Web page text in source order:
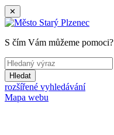
✕
S čím Vám můžeme pomoci?
Hledat
rozšířené vyhledávání
Mapa webu